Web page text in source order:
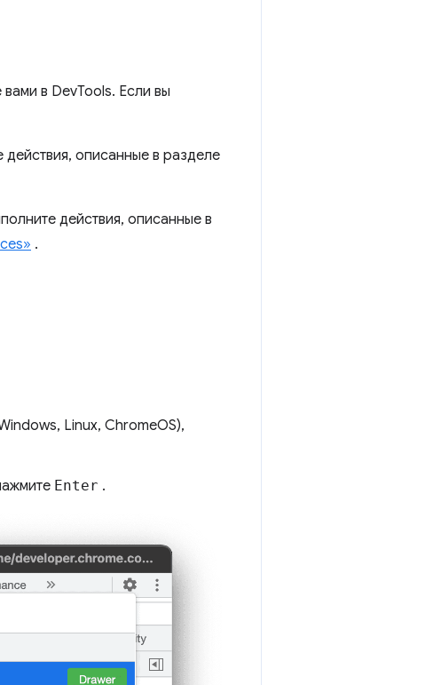
в DevTools. Если вы
действия, описанные в разделе
действия, описанные в
.
Linux, ChromeOS),
Enter .